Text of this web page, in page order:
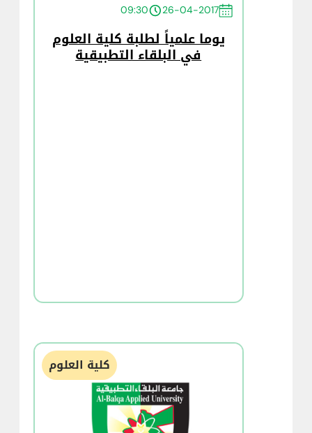
26-04-2017
09:30
يوما علمياً لطلبة كلية العلوم
في البلقاء التطبيقية
كلية العلوم